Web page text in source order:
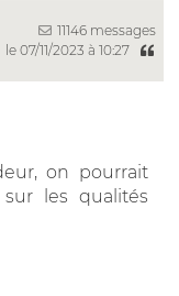
11146 messages
le 07/11/2023 à 10:27
on pourrait
les qualités